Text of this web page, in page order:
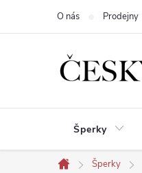
O nás Prodejny
Šperky
Šperky